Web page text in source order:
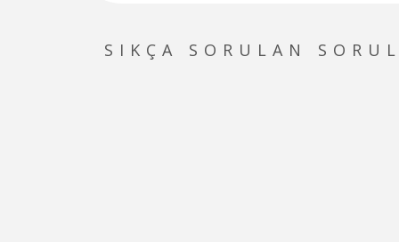
SIKÇA SORULAN